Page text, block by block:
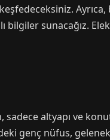
sunacağız.
altyapı ve
genç nüfus,